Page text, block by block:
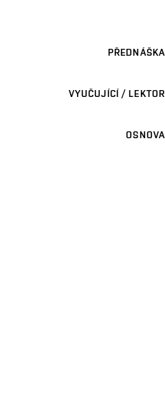
PŘEDNÁŠKA
VYUČUJÍCÍ / LEKTOR
OSNOVA